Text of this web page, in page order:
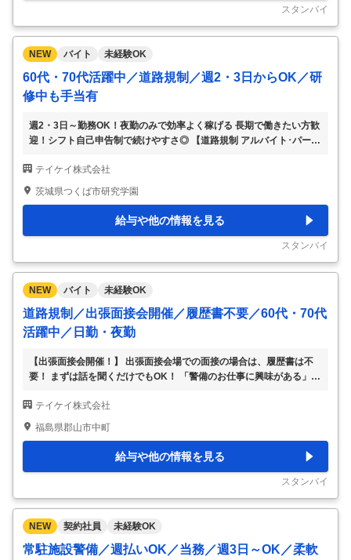
規制帯を撤去します。 ●規制ドライバー ・車両基地から現場まで、規
制車両・資機材運…
スタンバイ
NEW バイト 未経験OK
60代・70代活躍中／道路規制／週2・3日からOK／研
修中も手当有
週2・3日～勤務OK！夜勤のみで効率よく稼げる 長期で働きたい方歓
迎！シフト自己申告制で続けやすさ◎ 【道路規制 アルバイト･パート
ても日給保証あり ◆復職（再入社）祝い金5万円支給 ◆資格のある方
は、高額手当支給！ ◆制服クリーニング無料 ◆交通費全額支給 【道
事現場等の交通規制が必要な場所に 標識や、カラーコーン等の規制
帯を設置 ・工事中は車両の誘導を行います。 ・終了したら速やかに
規制帯を撤去します。 ●規制ドライバー ・車両基地から現場まで、規
制車両・資機…
テイケイ株式会社
茨城県つくば市研究学園
給与や他の情報を見る
スタンバイ
NEW バイト 未経験OK
道路規制／出張面接会開催／履歴書不要／60代・70代
活躍中／日勤・夜勤
【出張面接会開催！】 出張面接会場での面接の場合は、履歴書は不
要！ まずは話を聞くだけでもOK！ 「警備のお仕事に興味がある」
談してから応募したい」 などなど、知りたい事・不安な事を直接聞
けるチャンスです。 服装自由ですので、お気軽にご参加ください！
所：福島県郡山市中町5-1 郡山中町ビル3階 まずはお電話もしくはWE
B応募ボタンよりご応募ください。 こちらより面接会の日時をご案内
いたします。※予約必須です！ TEL：0120-905-653（365日応募受付
中／受…
テイケイ株式会社
福島県郡山市中町
給与や他の情報を見る
スタンバイ
NEW 契約社員 未経験OK
常駐施設警備／週払いOK／当務／週3日～OK／柔軟